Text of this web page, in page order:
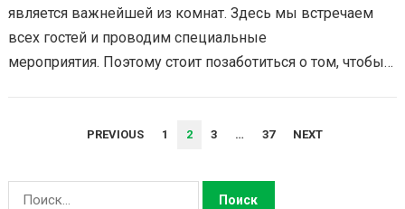
является важнейшей из комнат. Здесь мы встречаем
всех гостей и проводим специальные
мероприятия. Поэтому стоит позаботиться о том, чтобы
НАВИГАЦИЯPREVIOUS 1 2 3 … 37 NEXT
Найти: